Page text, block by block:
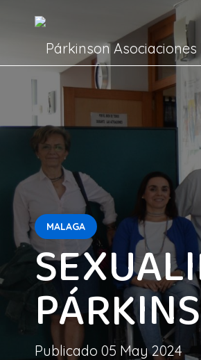
MALAGA
Publicado 05 May 2024